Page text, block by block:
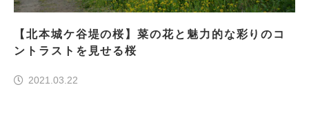
【北本城ケ谷堤の桜】菜の花と魅力的な彩りのコ
ントラストを見せる桜
2021.03.22